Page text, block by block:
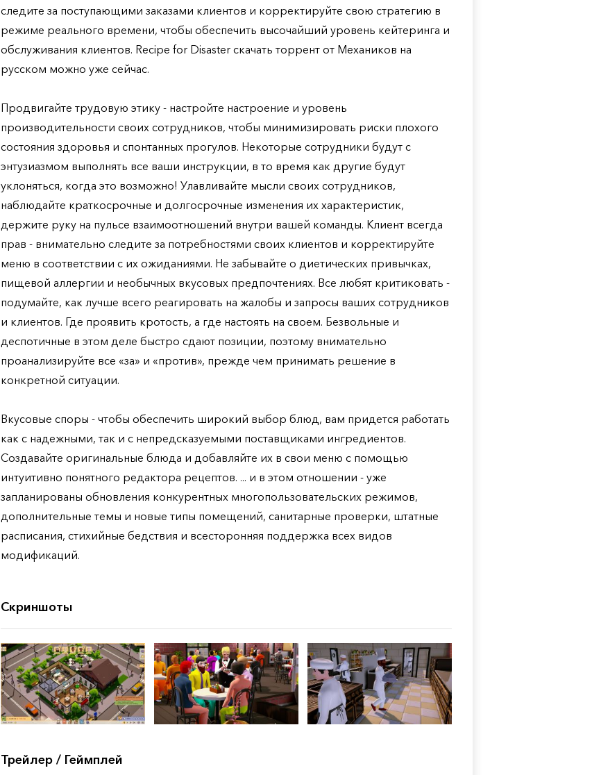
следите за поступающими заказами клиентов и корректируйте свою стратегию в
режиме реального времени, чтобы обеспечить высочайший уровень кейтеринга и
обслуживания клиентов. Recipe for Disaster скачать торрент от Механиков на
русском можно уже сейчас.
Продвигайте трудовую этику - настройте настроение и уровень
производительности своих сотрудников, чтобы минимизировать риски плохого
состояния здоровья и спонтанных прогулов. Некоторые сотрудники будут с
энтузиазмом выполнять все ваши инструкции, в то время как другие будут
уклоняться, когда это возможно! Улавливайте мысли своих сотрудников,
наблюдайте краткосрочные и долгосрочные изменения их характеристик,
держите руку на пульсе взаимоотношений внутри вашей команды. Клиент всегда
прав - внимательно следите за потребностями своих клиентов и корректируйте
меню в соответствии с их ожиданиями. Не забывайте о диетических привычках,
пищевой аллергии и необычных вкусовых предпочтениях. Все любят критиковать -
подумайте, как лучше всего реагировать на жалобы и запросы ваших сотрудников
и клиентов. Где проявить кротость, а где настоять на своем. Безвольные и
деспотичные в этом деле быстро сдают позиции, поэтому внимательно
проанализируйте все «за» и «против», прежде чем принимать решение в
конкретной ситуации.
Вкусовые споры - чтобы обеспечить широкий выбор блюд, вам придется работать
как с надежными, так и с непредсказуемыми поставщиками ингредиентов.
Создавайте оригинальные блюда и добавляйте их в свои меню с помощью
интуитивно понятного редактора рецептов. ... и в этом отношении - уже
запланированы обновления конкурентных многопользовательских режимов,
дополнительные темы и новые типы помещений, санитарные проверки, штатные
расписания, стихийные бедствия и всесторонняя поддержка всех видов
модификаций.
Скриншоты
Трейлер / Геймплей